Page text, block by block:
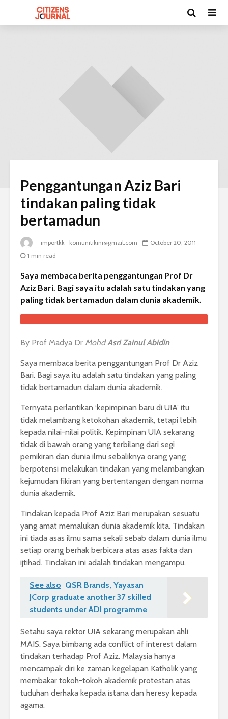
Penggantungan Aziz Bari
tindakan paling tidak
bertamadun
_importkk_komunitikini@gmail.com
October 20, 2011
1 min read
Saya membaca berita penggantungan Prof Dr
Aziz Bari. Bagi saya itu adalah satu tindakan yang
paling tidak bertamadun dalam dunia akademik.
By Prof Madya Dr MohdAsri Zainul Abidin
Saya membaca berita penggantungan Prof Dr Aziz
Bari. Bagi saya itu adalah satu tindakan yang paling
tidak bertamadun dalam dunia akademik.
Ternyata perlantikan ‘kepimpinan baru di UIA’ itu
tidak melambang ketokohan akademik, tetapi lebih
kepada nilai-nilai politik. Kepimpinan UIA sekarang
tidak di bawah orang yang terbilang dari segi
pemikiran dan dunia ilmu sebaliknya orang yang
berpotensi melakukan tindakan yang melambangkan
kejumudan fikiran yang bertentangan dengan norma
dunia akademik.
Tindakan kepada Prof Aziz Bari merupakan sesuatu
yang amat memalukan dunia akademik kita. Tindakan
ini tiada asas ilmu sama sekali sebab dalam dunia ilmu
setiap orang berhak berbicara atas asas fakta dan
ijtihad. Tindakan ini adalah tindakan mengampu.
See also QSR Brands, Yayasan
JCorp graduate another 37 skilled
students under ADI programme
Setahu saya rektor UIA sekarang merupakan ahli
MAIS. Saya bimbang ada conflict of interest dalam
tindakan terhadap Prof Aziz. Malaysia hanya
mencampak diri ke zaman kegelapan Katholik yang
membakar tokoh-tokoh akademik protestan atas
tuduhan derhaka kepada istana dan heresy kepada
agama.